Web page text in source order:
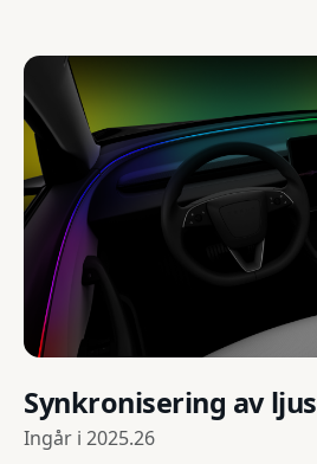
Synkronisering av ljus
Ingår i 2025.26